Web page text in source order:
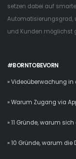
setzen dabei auf
Automatisierungsgrad,
und Kunden möglichst
#BORNTOBEVORN
» Videoüberwachung in
» Warum Zugang via
» 11 Gründe, warum
» 10 Gründe, warum